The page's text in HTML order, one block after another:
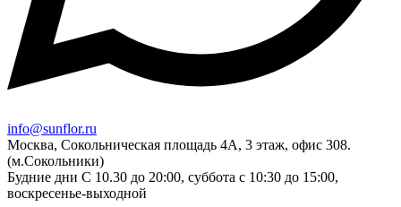
info@sunflor.ru
Москва, Сокольническая площадь 4А, 3 этаж, офис 308.
(м.Сокольники)
Будние дни C 10.30 до 20:00, суббота с 10:30 до 15:00,
воскресенье-выходной